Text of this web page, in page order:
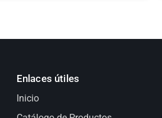
Enlaces útiles
Inicio